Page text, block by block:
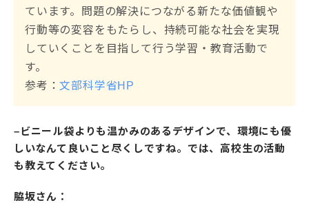
ています。問題の解決につながる新たな価値観や
行動等の変容をもたらし、持続可能な社会を実現
していくことを目指して行う学習・教育活動で
す。
参考：文部科学省HP
–ビニール袋よりも温かみのあるデザインで、環境にも優
しいなんて良いこと尽くしですね。では、高校生の活動
も教えてください。
脇坂さん：